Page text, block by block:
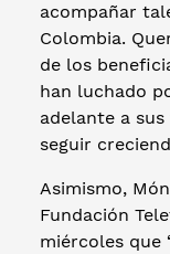
acompañar
Colombia.
de los
han luchado
adelante a
seguir
Asimismo,
Fundación
miércoles que